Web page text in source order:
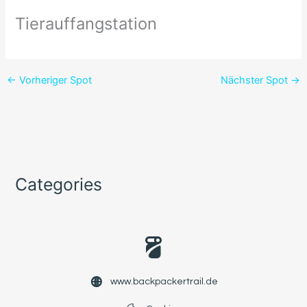
Tierauffangstation
← Vorheriger Spot Nächster Spot →
Categories
www.backpackertrail.de